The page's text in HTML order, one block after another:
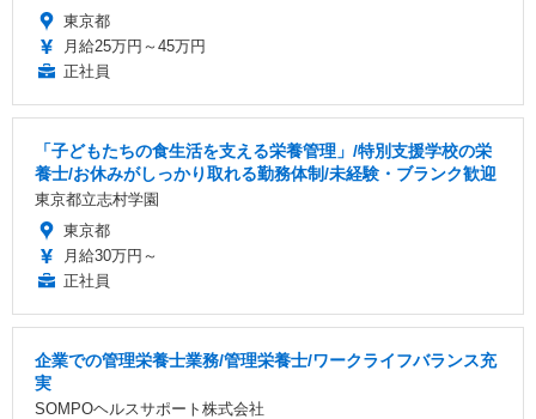
東京都
月給25万円～45万円
正社員
「子どもたちの食生活を支える栄養管理」/特別支援学校の栄
養士/お休みがしっかり取れる勤務体制/未経験・ブランク歓迎
東京都立志村学園
東京都
月給30万円～
正社員
企業での管理栄養士業務/管理栄養士/ワークライフバランス充
実
SOMPOヘルスサポート株式会社